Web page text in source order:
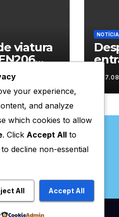
viatura
Fornos
NOTÍCIA
your experience,
and analyze
which cookies to allow
. Click Accept All to
to decline non-essential
All Accept All